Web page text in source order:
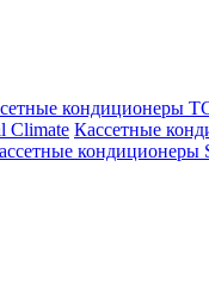
кондиционеры
Climate Кассетные
кондиционеры